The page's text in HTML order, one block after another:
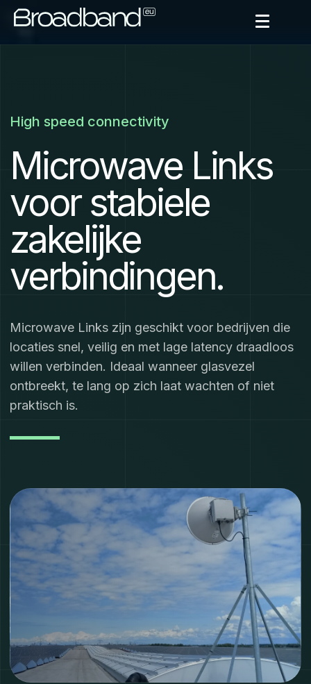
High speed connectivity
Microwave Links
voor stabiele
zakelijke
verbindingen.
Microwave Links zijn geschikt voor bedrijven die
locaties snel, veilig en met lage latency draadloos
willen verbinden. Ideaal wanneer glasvezel
ontbreekt, te lang op zich laat wachten of niet
praktisch is.